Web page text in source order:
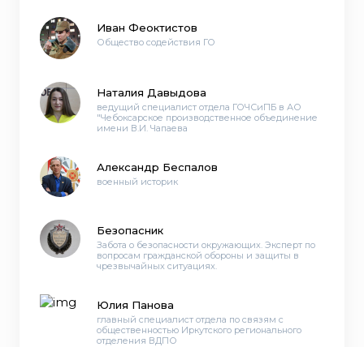
Иван Феоктистов
Общество содействия ГО
Наталия Давыдова
ведущий специалист отдела ГОЧСиПБ в АО
"Чебоксарское производственное объединение
имени В.И. Чапаева
Александр Беспалов
военный историк
Безопасник
Забота о безопасности окружающих. Эксперт по
вопросам гражданской обороны и защиты в
чрезвычайных ситуациях.
Юлия Панова
главный специалист отдела по связям с
общественностью Иркутского регионального
отделения ВДПО